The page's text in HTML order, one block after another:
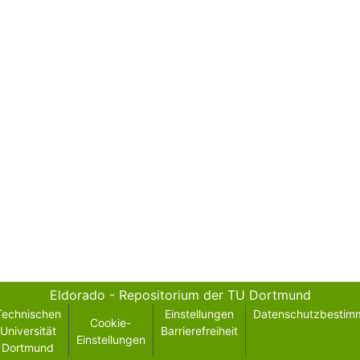
Eldorado - Repositorium der TU Dortmund
Universität
Dortmund
Cookie-
Einstellungen
Einstellungen
Barrierefreiheit